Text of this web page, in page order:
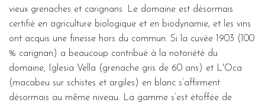
vieux grenaches et carignans. Le domaine est désormais
certifié en agriculture biologique et en biodynamie, et les vins
ont acquis une finesse hors du commun. Si la cuvée 1903 (100
% carignan) a beaucoup contribué à la notoriété du
domaine, Iglesia Vella (grenache gris de 60 ans) et L'Oca
(macabeu sur schistes et argiles) en blanc s’affirment
désormais au même niveau. La gamme s’est étoffée de